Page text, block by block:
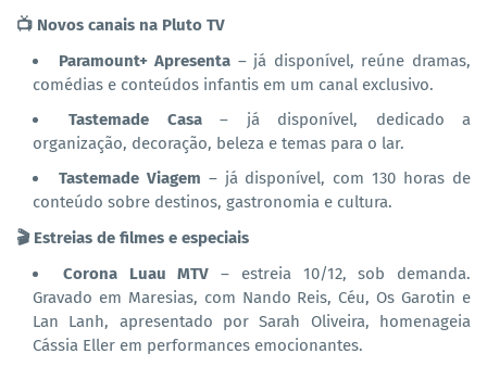
📺 Novos canais na Pluto TV
Paramount+ Apresenta – já disponível, reúne dramas,
comédias e conteúdos infantis em um canal exclusivo.
Tastemade Casa– já disponível, dedicado a
organização, decoração, beleza e temas para o lar.
Tastemade Viagem – já disponível, com 130 horas de
conteúdo sobre destinos, gastronomia e cultura.
🎬 Estreias de filmes e especiais
Corona Luau MTV – estreia 10/12, sob demanda.
Gravado em Maresias, com Nando Reis, Céu, Os Garotin e
Lan Lanh, apresentado por Sarah Oliveira, homenageia
Cássia Eller em performances emocionantes.